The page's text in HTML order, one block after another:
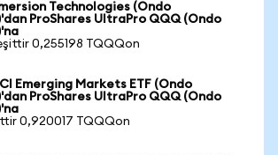
Technologies (Ondo
ProShares UltraPro QQQ (Ondo
0,255198 TQQQon
Emerging Markets ETF (Ondo
ProShares UltraPro QQQ (Ondo
0,920017 TQQQon